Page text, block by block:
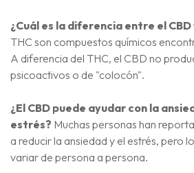
¿Cuál es la diferencia entre el CBD
THC son compuestos químicos
A diferencia del THC, el CBD no
psicoactivos o de "colocón".
¿El CBD puede ayudar con la
estrés? Muchas personas han
a reducir la ansiedad y el estrés, pero
variar de persona a persona.